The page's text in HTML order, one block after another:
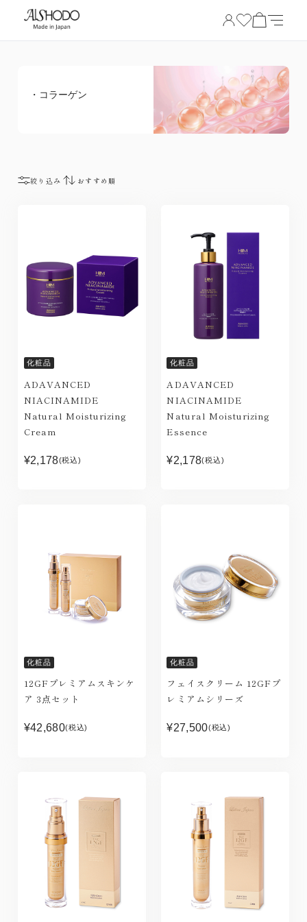
・コラーゲン
絞り込み
化粧品
ADAVANCED
NIACINAMIDE
Natural Moisturizing
Cream
¥2,178(税込)
化粧品
ADAVANCED
NIACINAMIDE
Natural Moisturizing
Essence
¥2,178(税込)
化粧品
12GFプレミアムスキンケ
ア 3点セット
¥42,680(税込)
化粧品
フェイスクリーム 12GFプ
レミアムシリーズ
¥27,500(税込)